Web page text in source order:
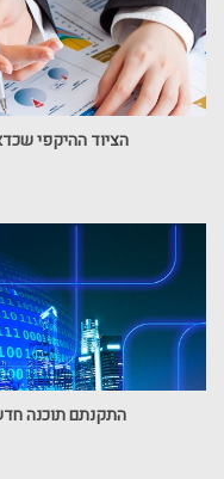
הציוד ההיקפי
התקנתם תוכנה